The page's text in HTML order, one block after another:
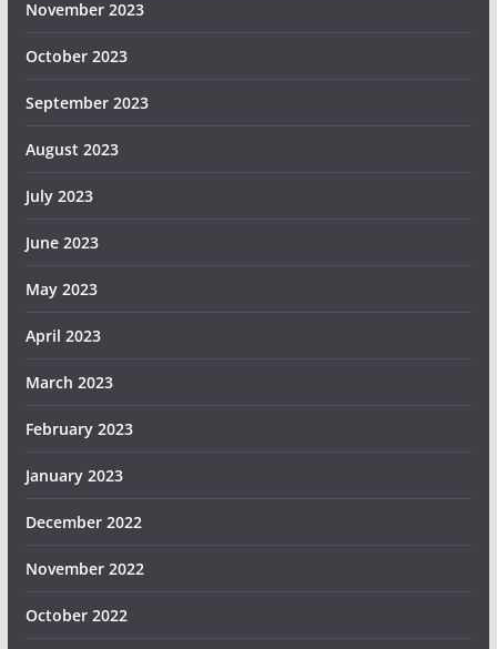
November 2023
October 2023
September 2023
August 2023
July 2023
June 2023
May 2023
April 2023
March 2023
February 2023
January 2023
December 2022
November 2022
October 2022